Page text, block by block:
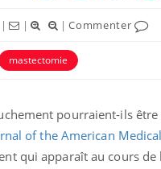
| | |Commenter
mastectomie
pourraient-ils être
of the American
qui apparaît au cours de
Le smartphone
l'apprentissage
lecture ?